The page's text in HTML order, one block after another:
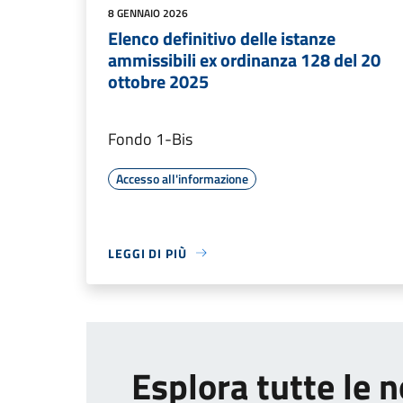
8 GENNAIO 2026
Elenco definitivo delle istanze
ammissibili ex ordinanza 128 del 20
ottobre 2025
Fondo 1-Bis
Accesso all'informazione
LEGGI DI PIÙ
Esplora tutte le